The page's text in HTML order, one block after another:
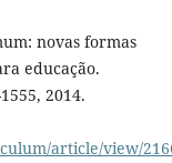
novas formas
educação.
2014.
article/view/